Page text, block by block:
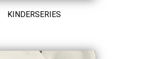
KINDERSERIES